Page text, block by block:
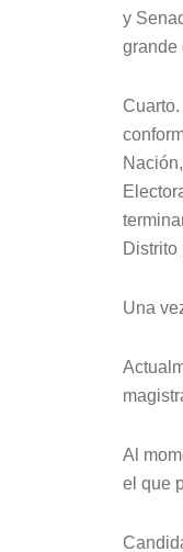
y
grande
Distrito
Una
Al
el que